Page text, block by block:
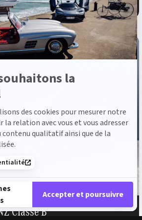
la
des cookies pour mesurer notre
relation avec vous et vous adresser
contenu qualitatif ainsi que de la
Accepter et poursuivre
du Consentement : Personnalisez vos
garantie mécanique incluse
Classe B